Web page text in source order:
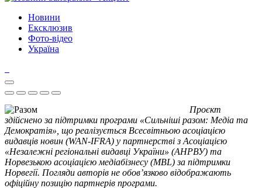
Новини
Ексклюзив
Фото-відео
Україна
Проєкт
здійснено за підтримки програми «Сильніші разом: Медіа та
Демократія», що реалізується Всесвітньою асоціацією
видавців новин (WAN-IFRA) у партнерстві з Асоціацією
«Незалежні регіональні видавці України» (АНРВУ) та
Норвезькою асоціацією медіабізнесу (MBL) за підтримки
Норвегії. Погляди авторів не обов’язково відображають
офіційну позицію партнерів програми.